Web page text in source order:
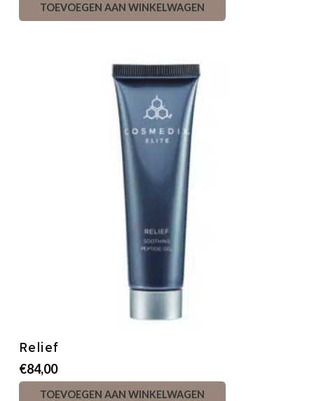
TOEVOEGEN AAN WINKELWAGEN
Relief
€84,00
TOEVOEGEN AAN WINKELWAGEN